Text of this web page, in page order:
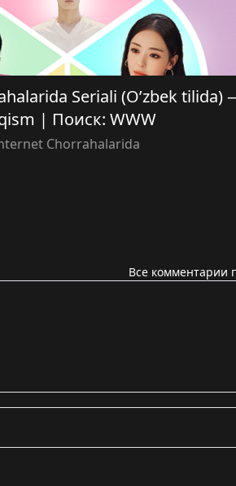
Seriali (O’zbek tilida)
| Поиск: WWW
Chorrahalarida
Все комментарии